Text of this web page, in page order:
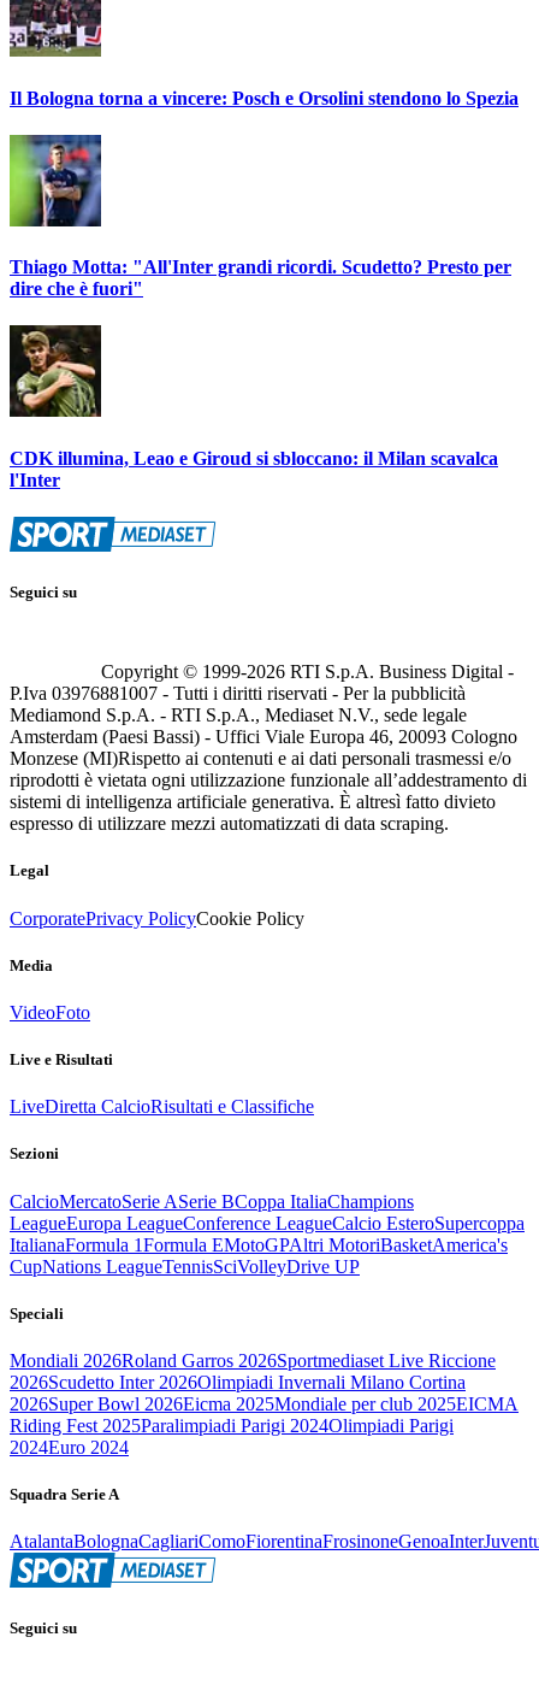
Il Bologna torna a vincere: Posch e Orsolini stendono lo Spezia
Thiago Motta: "All'Inter grandi ricordi. Scudetto? Presto per
dire che è fuori"
CDK illumina, Leao e Giroud si sbloccano: il Milan scavalca
l'Inter
Seguici su
Copyright © 1999-2026 RTI S.p.A. Business Digital -
P.Iva 03976881007 - Tutti i diritti riservati - Per la pubblicità
Mediamond S.p.A. - RTI S.p.A., Mediaset N.V., sede legale
Amsterdam (Paesi Bassi) - Uffici Viale Europa 46, 20093 Cologno
Monzese (MI)Rispetto ai contenuti e ai dati personali trasmessi e/o
riprodotti è vietata ogni utilizzazione funzionale all’addestramento di
sistemi di intelligenza artificiale generativa. È altresì fatto divieto
espresso di utilizzare mezzi automatizzati di data scraping.
Legal
CorporatePrivacy PolicyCookie Policy
Media
VideoFoto
Live e Risultati
LiveDiretta CalcioRisultati e Classifiche
Sezioni
CalcioMercatoSerie ASerie BCoppa ItaliaChampions
LeagueEuropa LeagueConference LeagueCalcio EsteroSupercoppa
ItalianaFormula 1Formula EMotoGPAltri MotoriBasketAmerica's
CupNations LeagueTennisSciVolleyDrive UP
Speciali
Mondiali 2026Roland Garros 2026Sportmediaset Live Riccione
2026Scudetto Inter 2026Olimpiadi Invernali Milano Cortina
2026Super Bowl 2026Eicma 2025Mondiale per club 2025EICMA
Riding Fest 2025Paralimpiadi Parigi 2024Olimpiadi Parigi
2024Euro 2024
Squadra Serie A
AtalantaBolognaCagliariComoFiorentinaFrosinoneGenoaInter
Seguici su